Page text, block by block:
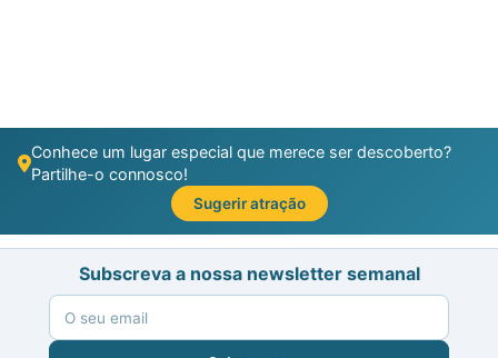
Conhece um lugar especial que merece ser descoberto?
Partilhe-o connosco!
Sugerir atração
Subscreva a nossa newsletter semanal